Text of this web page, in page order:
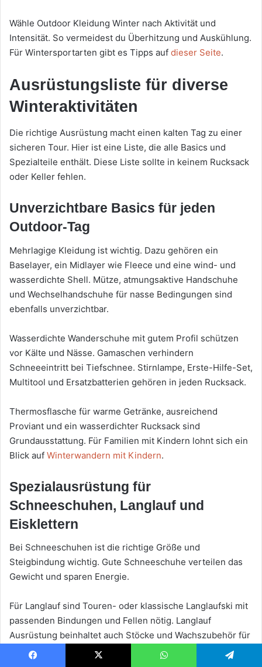
Wähle Outdoor Kleidung Winter nach Aktivität und
Intensität. So vermeidest du Überhitzung und Auskühlung.
Für Wintersportarten gibt es Tipps auf dieser Seite.
Ausrüstungsliste für diverse
Winteraktivitäten
Die richtige Ausrüstung macht einen kalten Tag zu einer
sicheren Tour. Hier ist eine Liste, die alle Basics und
Spezialteile enthält. Diese Liste sollte in keinem Rucksack
oder Keller fehlen.
Unverzichtbare Basics für jeden
Outdoor-Tag
Mehrlagige Kleidung ist wichtig. Dazu gehören ein
Baselayer, ein Midlayer wie Fleece und eine wind- und
wasserdichte Shell. Mütze, atmungsaktive Handschuhe
und Wechselhandschuhe für nasse Bedingungen sind
ebenfalls unverzichtbar.
Wasserdichte Wanderschuhe mit gutem Profil schützen
vor Kälte und Nässe. Gamaschen verhindern
Schneeeintritt bei Tiefschnee. Stirnlampe, Erste-Hilfe-Set,
Multitool und Ersatzbatterien gehören in jeden Rucksack.
Thermosflasche für warme Getränke, ausreichend
Proviant und ein wasserdichter Rucksack sind
Grundausstattung. Für Familien mit Kindern lohnt sich ein
Blick auf Winterwandern mit Kindern.
Spezialausrüstung für
Schneeschuhen, Langlauf und
Eisklettern
Bei Schneeschuhen ist die richtige Größe und
Steigbindung wichtig. Gute Schneeschuhe verteilen das
Gewicht und sparen Energie.
Für Langlauf sind Touren- oder klassische Langlaufski mit
passenden Bindungen und Fellen nötig. Langlauf
Ausrüstung beinhaltet auch Stöcke und Wachszubehör für
verschiedene Temperaturen.